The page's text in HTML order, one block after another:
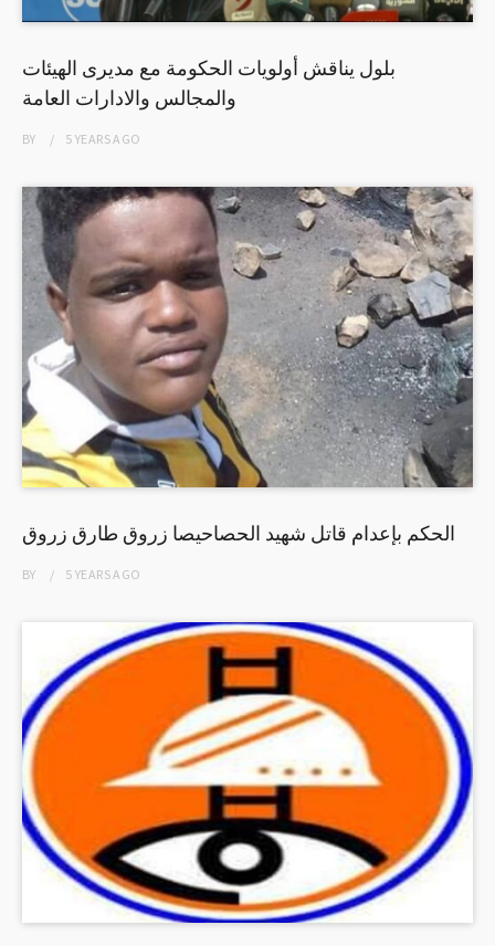
بلول يناقش أولويات الحكومة مع مديرى الهيئات
والمجالس والادارات العامة
BY 5 YEARSAGO
الحكم بإعدام قاتل شهيد الحصاحيصا زروق طارق زروق
BY 5 YEARSAGO